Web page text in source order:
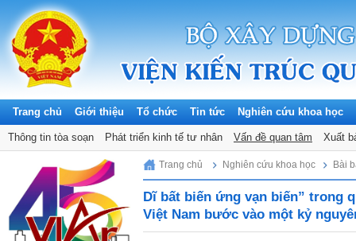
Trang chủ Giới thiệu Tổ chức Tin tức
Thông báo Tuyển dụng Tin hoạt động KHCN Đảng, Đoàn thể
Nghiên cứu khoa học
Hội thảo khoa học Đề tài khoa học Tiêu chuẩn, quy chuẩn & Thiết kế
Thông tin tòa soạn Phát triển kinh tế tư nhân Vấn đề quan tâm Xuất
Sunday, 09/08/2026
Trang chủ Nghiên cứu khoa học Bài
Dĩ bất biến ứng vạn biến” trong
Việt Nam bước vào một kỷ